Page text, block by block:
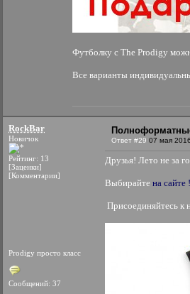
Футболку с The Prodigy
Все варианты
RockBar
Новичок
Рейтинг: 13
[Заценки]
[Комментарии]
Prodigy просто класс
Сообщений: 37
Ответ #29 07 мая
Друзья! Лето не за
Выбирайте на сайте !
Присоединяйтесь к